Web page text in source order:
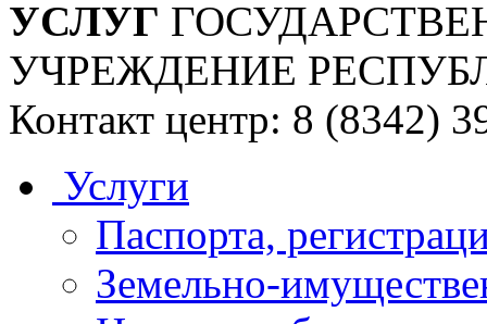
УСЛУГ
УЧРЕЖДЕНИЕ
Контакт центр: 8 (8342)
Услуги
Паспорта,
Земельно-